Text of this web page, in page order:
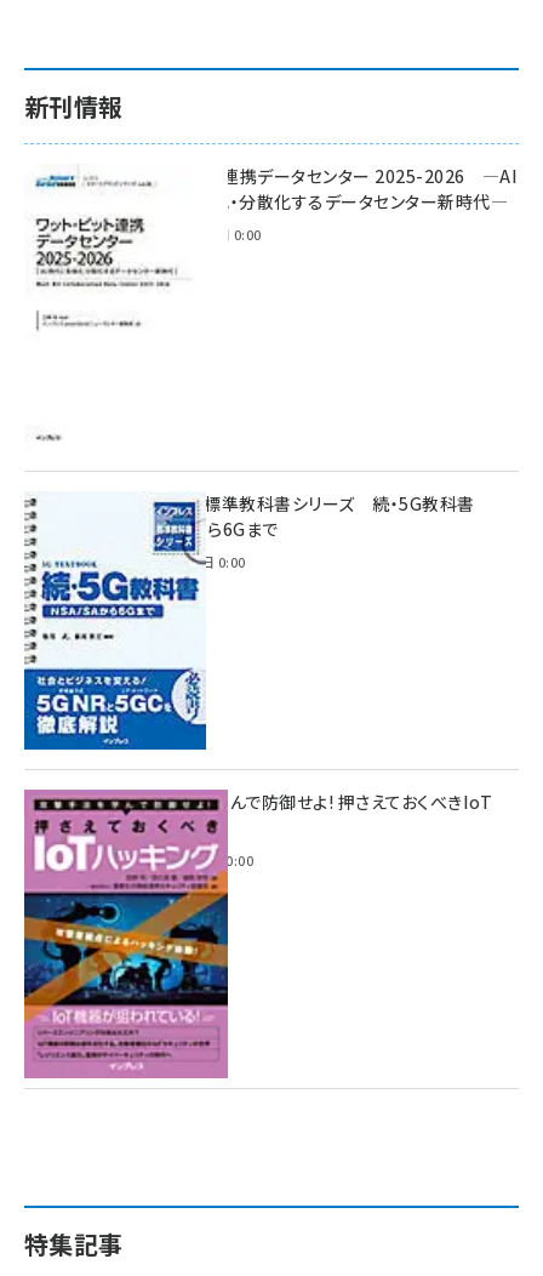
新刊情報
ワット・ビット連携データセンター 2025-2026 ―AI
時代に多様化・分散化するデータセンター新時代―
2025年11月28日 0:00
インプレス標準教科書シリーズ 続・5G教科書
NSA/SAから6Gまで
2023年4月3日 0:00
攻撃手法を学んで防御せよ! 押さえておくべきIoT
ハッキング
2022年6月14日 0:00
特集記事